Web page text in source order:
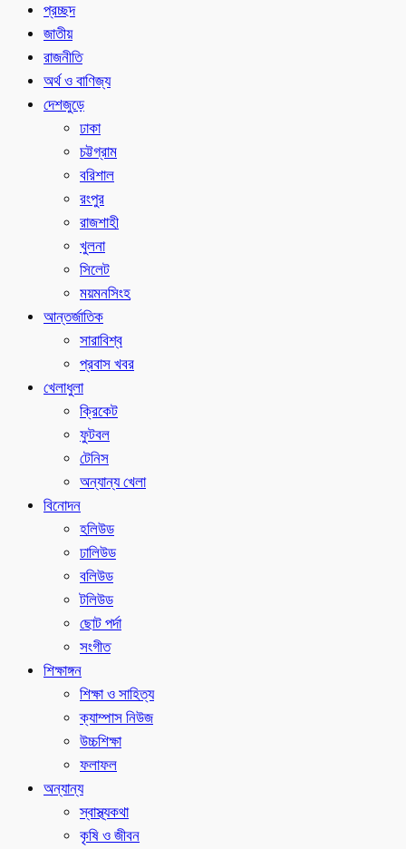
প্রচ্ছদ
জাতীয়
রাজনীতি
অর্থ ও বাণিজ্য
দেশজুড়ে
ঢাকা
চট্টগ্রাম
বরিশাল
রংপুর
রাজশাহী
খুলনা
সিলেট
ময়মনসিংহ
আন্তর্জাতিক
সারাবিশ্ব
প্রবাস খবর
খেলাধুলা
ক্রিকেট
ফুটবল
টেনিস
অন্যান্য খেলা
বিনোদন
হলিউড
ঢালিউড
বলিউড
টলিউড
ছোট পর্দা
সংগীত
শিক্ষাঙ্গন
শিক্ষা ও সাহিত্য
ক্যাম্পাস নিউজ
উচ্চশিক্ষা
ফলাফল
অন্যান্য
স্বাস্থ্যকথা
কৃষি ও জীবন